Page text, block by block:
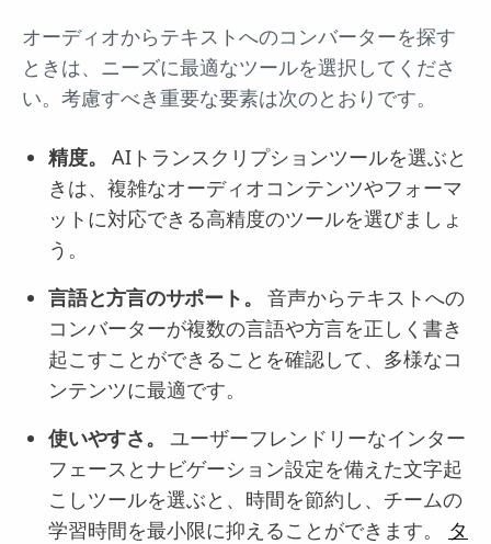
オーディオからテキストへのコンバーターを探す
ときは、ニーズに最適なツールを選択してくださ
い。考慮すべき重要な要素は次のとおりです。
精度。 AIトランスクリプションツールを選ぶと
きは、複雑なオーディオコンテンツやフォーマ
ットに対応できる高精度のツールを選びましょ
う。
言語と方言のサポート。 音声からテキストへの
コンバーターが複数の言語や方言を正しく書き
起こすことができることを確認して、多様なコ
ンテンツに最適です。
使いやすさ。ユーザーフレンドリーなインター
フェースとナビゲーション設定を備えた文字起
こしツールを選ぶと、時間を節約し、チームの
学習時間を最小限に抑えることができます。 タ